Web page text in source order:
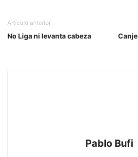
Artículo anterior
No Liga ni levanta cabeza
Pablo Bufi